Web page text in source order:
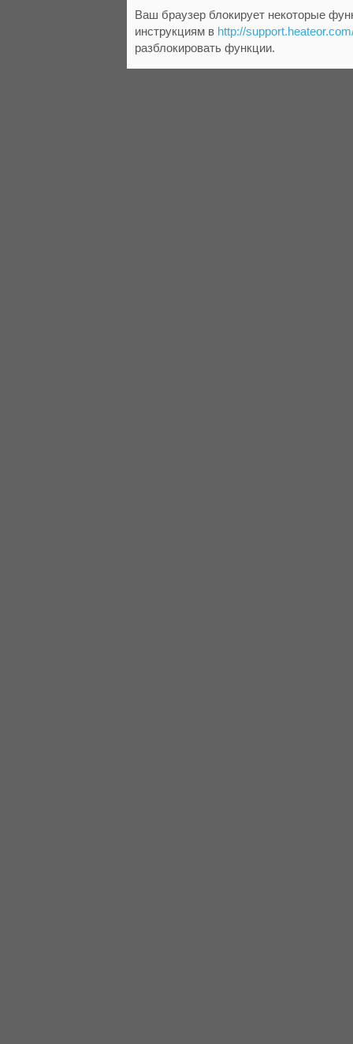
Ваш браузер блокирует некоторые
инструкциям в http://
разблокировать функции.